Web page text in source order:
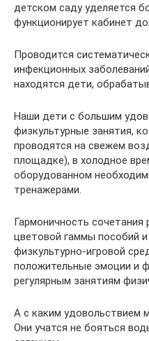
детском саду уделяется
функционирует кабинет
Проводится
инфекционных
находятся дети,
Наши дети с большим
физкультурные занятия,
проводятся на свежем
площадке), в холодное
оборудованном
тренажерами.
Гармоничность
цветовой гаммы пособий
физкультурно-игровой
положительные эмоции и
регулярным занятиям
А с каким удовольствием
Они учатся не бояться